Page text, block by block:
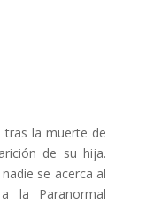
tras la muerte de
de su hija.
se acerca al
la Paranormal